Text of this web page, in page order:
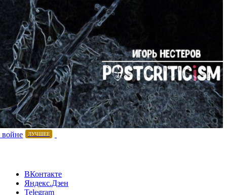
ЛУЧШЕЕ
ВКонтакте
Яндекс.Дзен
Telegram